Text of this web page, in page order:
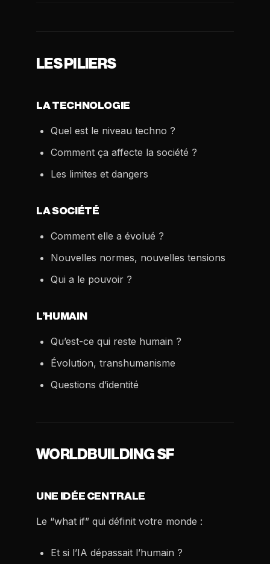
LES PILIERS
LA TECHNOLOGIE
Quel est le niveau techno ?
Comment ça affecte la société ?
Les limites et dangers
LA SOCIÉTÉ
Comment elle a évolué ?
Nouvelles normes, nouvelles tensions
Qui a le pouvoir ?
L’HUMAIN
Qu’est-ce qui reste humain ?
Évolution, transhumanisme
Questions d’identité
WORLDBUILDING SF
UNE IDÉE CENTRALE
Le “what if” qui définit votre monde :
Et si l’IA dépassait l’humain ?